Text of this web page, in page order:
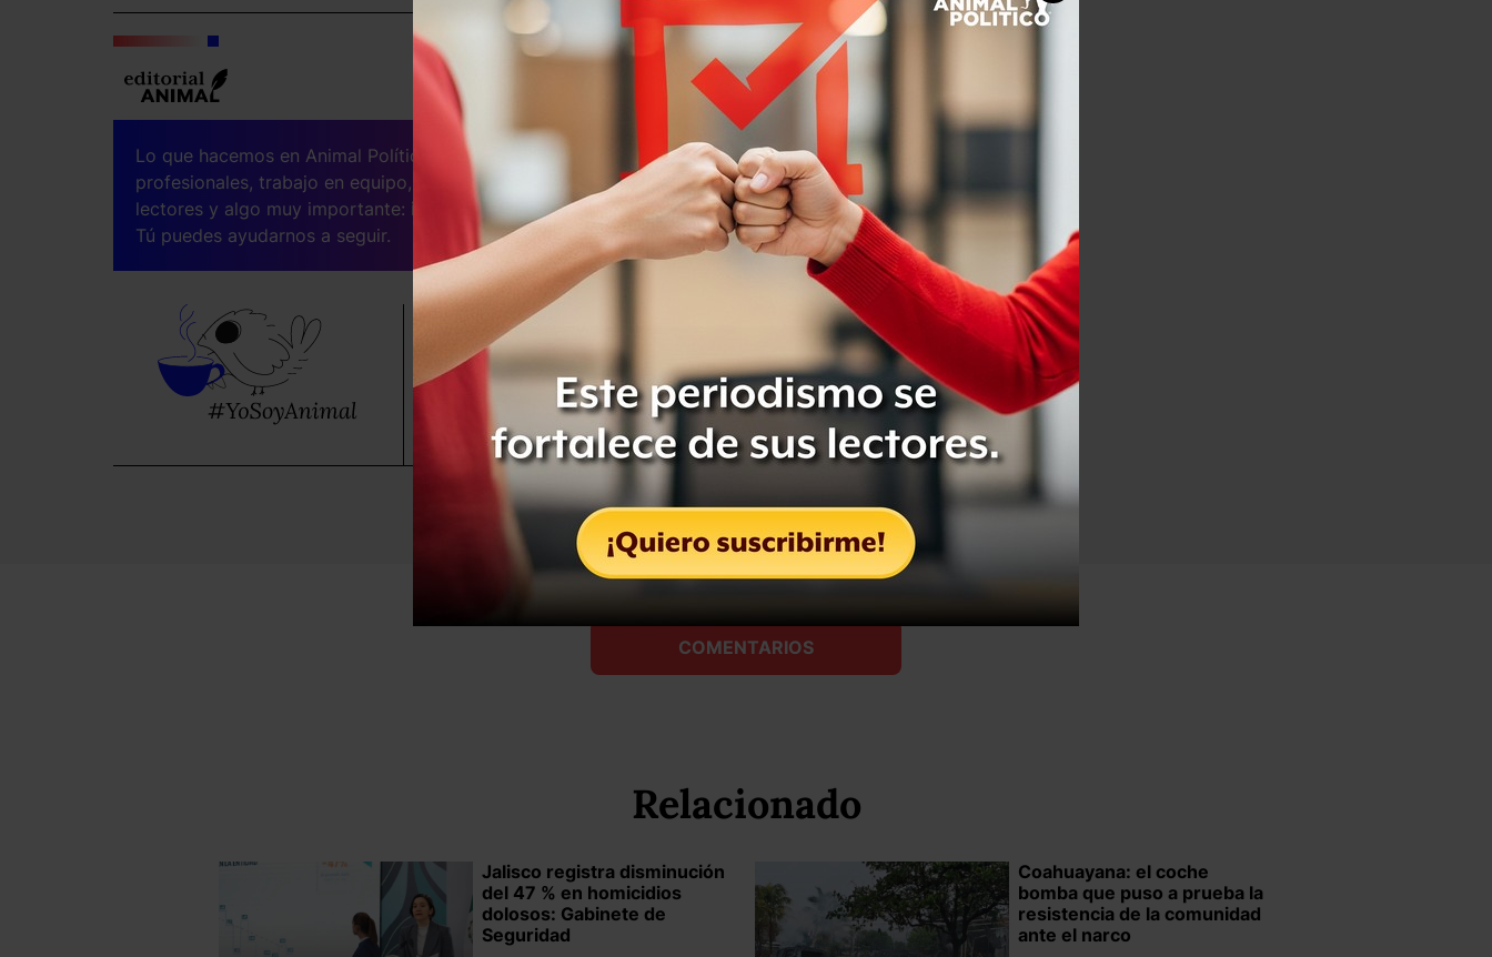
Lo que hacemos en Animal Político requiere de periodistas
profesionales, trabajo en equipo, mantener diálogo con los
lectores y algo muy importante: independencia
Tú puedes ayudarnos a seguir.
Sé parte del equipo
Suscríbete a Animal Político, recibe
beneficios y apoya el periodismo libre.
SUSCRIBIRME
Compartir Leer después
COMENTARIOS
Relacionado
Jalisco registra disminución
del 47 % en homicidios
dolosos: Gabinete de
Seguridad
Coahuayana: el coche
bomba que puso a prueba la
resistencia de la comunidad
ante el narco